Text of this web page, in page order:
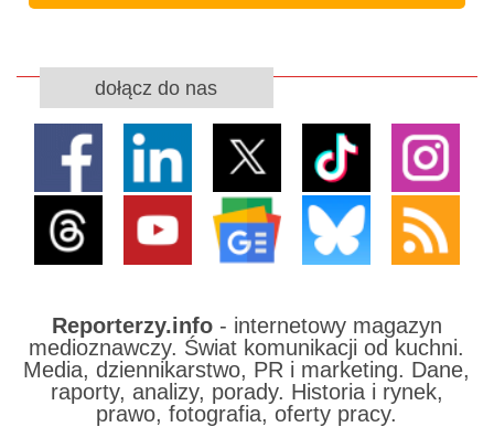
dołącz do nas
Reporterzy.info- internetowy magazyn
medioznawczy. Świat komunikacji od kuchni.
Media, dziennikarstwo, PR i marketing. Dane,
raporty, analizy, porady. Historia i rynek,
prawo, fotografia, oferty pracy.